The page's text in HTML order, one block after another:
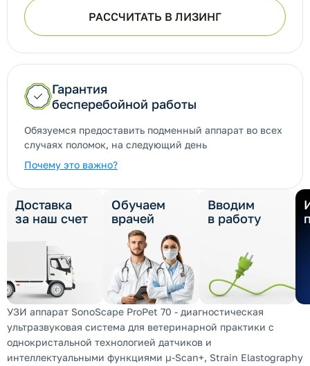
РАССЧИТАТЬ В ЛИЗИНГ
Гарантия
бесперебойной работы
Обязуемся предоставить подменный аппарат во всех
случаях поломок, на следующий день
Почему это важно?
Доставка
за наш счет
Обучаем
врачей
Вводим
в работу
УЗИ аппарат SonoScape ProPet 70 - диагностическая
ультразвуковая система для ветеринарной практики с
однокристальной технологией датчиков и
интеллектуальными функциями μ-Scan+, Strain Elastography